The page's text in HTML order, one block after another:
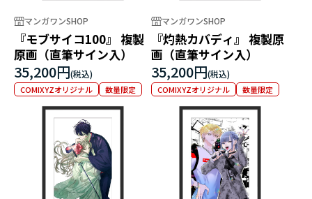
マンガワンSHOP
『モブサイコ100』 複製
原画（直筆サイン入）
35,200円
COMIXYZオリジナル 数量限定
マンガワンSHOP
『灼熱カバディ』 複製原
画（直筆サイン入）
35,200円
COMIXYZオリジナル 数量限定